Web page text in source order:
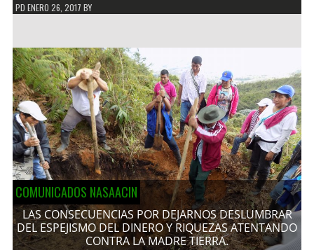
PD ENERO 26, 2017 BY
COMUNICADOS NASAACIN
LAS CONSECUENCIAS POR DEJARNOS DESLUMBRAR
DEL ESPEJISMO DEL DINERO Y RIQUEZAS ATENTANDO
CONTRA LA MADRE TIERRA.